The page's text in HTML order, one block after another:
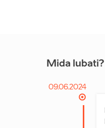
Mida lubati?
09.06.2024